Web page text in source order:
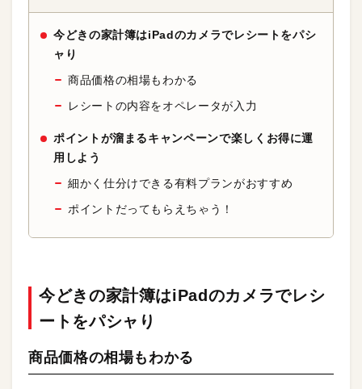
今どきの家計簿はiPadのカメラでレシートをパシ
ャり
商品価格の相場もわかる
レシートの内容をオペレータが入力
ポイントが溜まるキャンペーンで楽しくお得に運
用しよう
細かく仕分けできる有料プランがおすすめ
ポイントだってもらえちゃう！
今どきの家計簿はiPadのカメラでレシ
ートをパシャり
商品価格の相場もわかる